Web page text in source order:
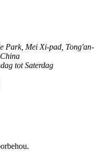
Park, Mei Xi-pad, Tong'an-
tot Saterdag